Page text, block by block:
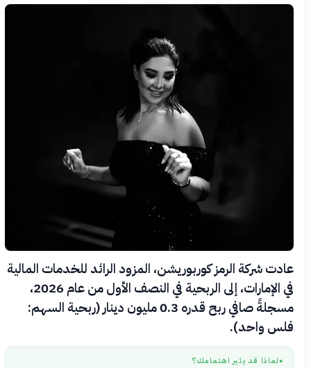
عادت شركة الرمز كوربوريشن، المزود الرائد للخدمات المالية
في الإمارات، إلى الربحية في النصف الأول من عام 2026،
مسجلةً صافي ربح قدره 0.3 مليون دينار (ربحية السهم:
فلس واحد).
لماذا قد يثير اهتمامك؟